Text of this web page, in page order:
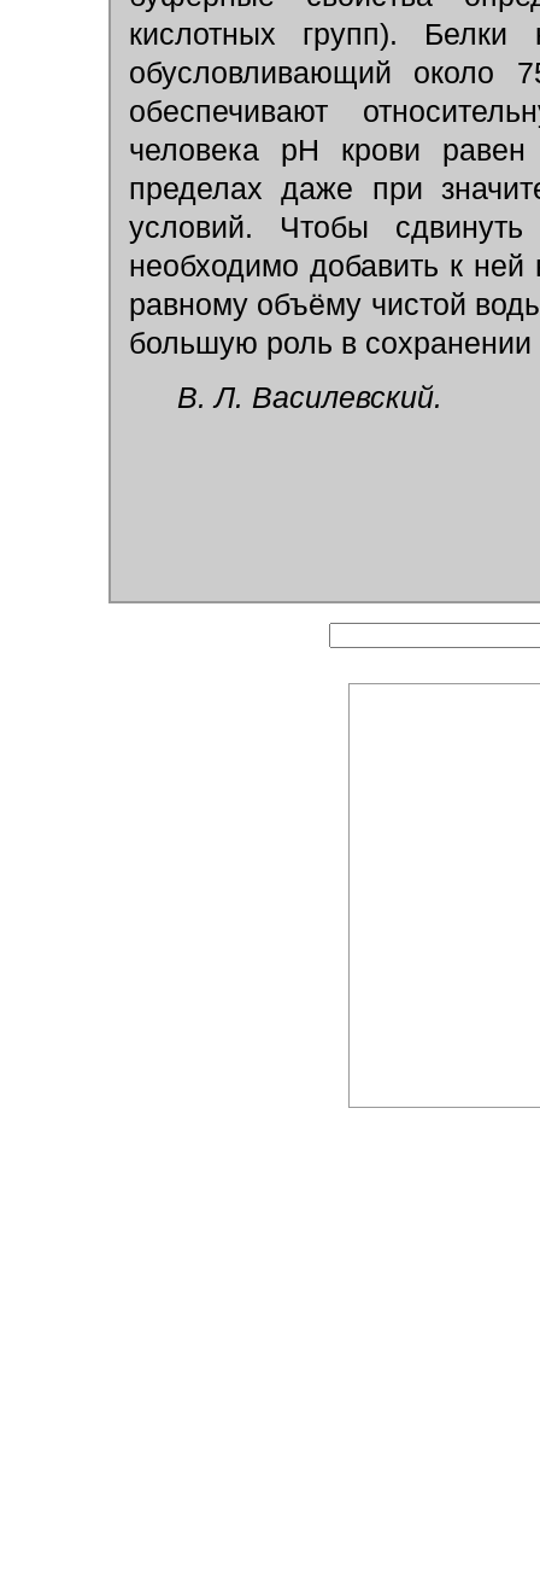
кислотных групп). Белки
обусловливающий около
обеспечивают
человека pH крови
пределах даже при
условий. Чтобы
необходимо добавить к
равному объёму чистой
большую роль в
В. Л. Василевский.